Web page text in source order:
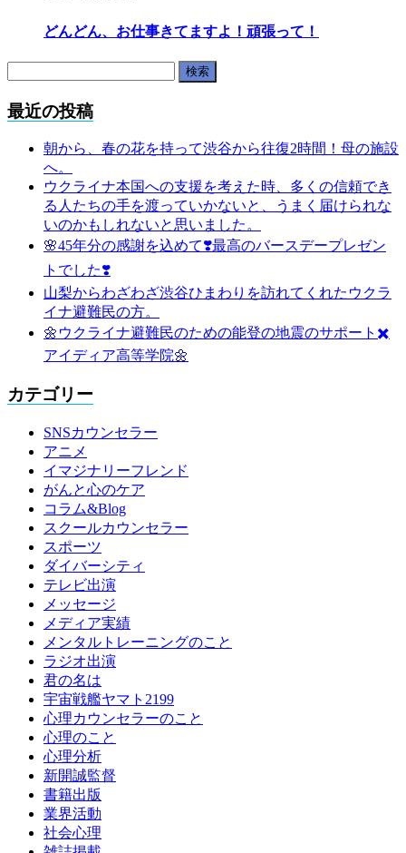
どんどん、お仕事きてますよ！頑張って！
最近の投稿
朝から、春の花を持って渋谷から往復2時間！母の施設
へ。
ウクライナ本国への支援を考えた時、多くの信頼でき
る人たちの手を渡っていかないと、うまく届けられな
いのかもしれないと思いました。
🌸45年分の感謝を込めて❣️最高のバースデープレゼン
トでした❣️
山梨からわざわざ渋谷ひまわりを訪れてくれたウクラ
イナ避難民の方。
🌼ウクライナ避難民のための能登の地震のサポート✖️
アイディア高等学院🌼
カテゴリー
SNSカウンセラー
アニメ
イマジナリーフレンド
がんと心のケア
コラム&Blog
スクールカウンセラー
スポーツ
ダイバーシティ
テレビ出演
メッセージ
メディア実績
メンタルトレーニングのこと
ラジオ出演
君の名は
宇宙戦艦ヤマト2199
心理カウンセラーのこと
心理のこと
心理分析
新開誠監督
書籍出版
業界活動
社会心理